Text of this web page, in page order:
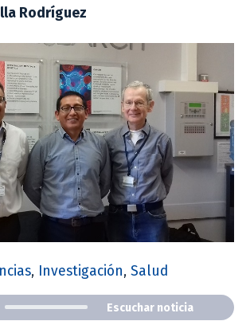
Rodríguez
, Investigación, Salud
Escuchar noticia